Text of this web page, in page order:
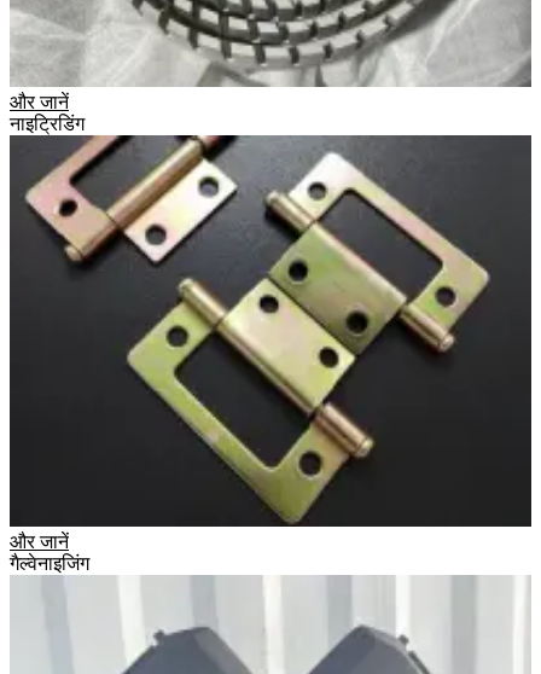
और जानें
नाइट्रिडिंग
और जानें
गैल्वेनाइजिंग